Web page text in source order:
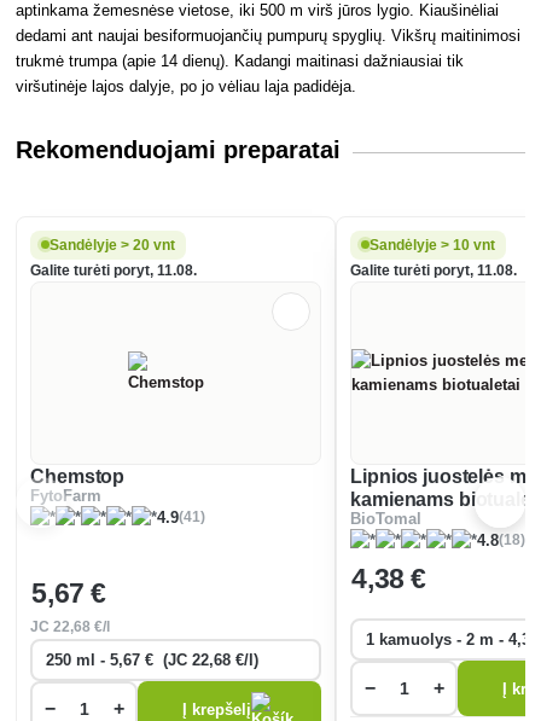
aptinkama žemesnėse vietose, iki 500 m virš jūros lygio. Kiaušinėliai
dedami ant naujai besiformuojančių pumpurų spyglių. Vikšrų maitinimosi
trukmė trumpa (apie 14 dienų). Kadangi maitinasi dažniausiai tik
viršutinėje lajos dalyje, po jo vėliau laja padidėja.
Rekomenduojami preparatai
Sandėlyje > 20 vnt
Galite turėti poryt, 11.08.
Chemstop
FytoFarm
4.9(41)
5,67 €
JC22,68 €/l
− + Į krepšelį
Sandėlyje > 10 vnt
Galite turėti poryt, 11.08.
Lipnios juostelės
kamienams
BioTomal
4.8(18)
4,38 €
− + Į